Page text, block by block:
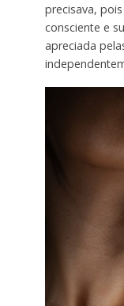
precisava,
consciente e
apreciada